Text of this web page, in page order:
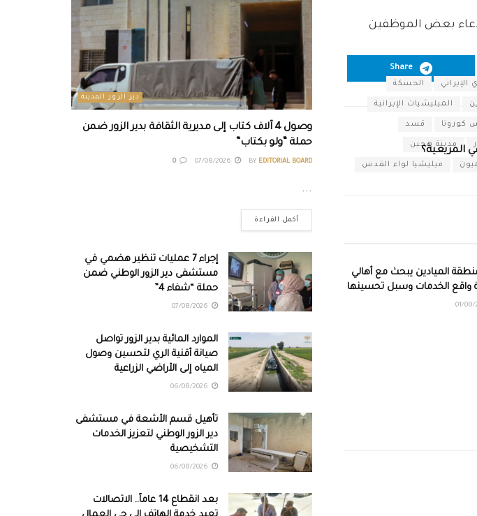
بعض الموظفين
الحسكة
الميليشيات الإيرانية
كورونا قسد
مدينة هجين
ميليشيا لواء القدس
Share
المريعية؟
الميادين يبحث مع أهالي
واقع الخدمات وسبل تحسينها
دير الزور المدينة
وصول 4 آلاف كتاب إلى مديرية الثقافة بدير الزور ضمن
حملة “ولو بكتاب”
BY EDITORIAL BOARD
0
...
أكمل القراءة
إجراء 7 عمليات تنظير هضمي في
مستشفى دير الزور الوطني ضمن
حملة “شفاء 4”
الموارد المائية بدير الزور تواصل
صيانة أقنية الري لتحسين وصول
المياه إلى الأراضي الزراعية
تأهيل قسم الأشعة في مستشفى
دير الزور الوطني لتعزيز الخدمات
التشخيصية
بعد انقطاع 14 عاماً.. الاتصالات